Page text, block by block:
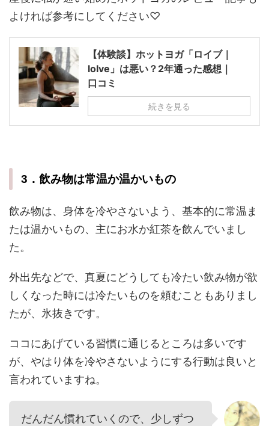
よければ参考にしてください♡
【体験談】ホットヨガ「ロイブ｜
loIve」は悪い？2年通った感想｜
口コミ
続きを見る
3．飲み物は常温か温かいもの
飲み物は、身体を冷やさないよう、基本的に常温ま
たは温かいもの、主にお水か紅茶を飲んでいまし
た。
外出先などで、真夏にどうしても冷たい飲み物が欲
しくなった時には冷たいものを頼むこともありまし
たが、氷抜きです。
ココにあげている習慣に通じるところは多いです
が、やはり体を冷やさないようにする行動は良いと
言われていますね。
だんだん慣れていくので、少しずつ